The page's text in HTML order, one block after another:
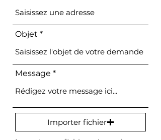
Objet
Message
Importer fichier